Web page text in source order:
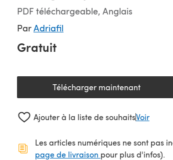
PDF téléchargeable, Anglais
ParAdriafil
Gratuit
Télécharger maintenant
(s'ouvre dans un
Ajouter à la liste de souhaitsVoir
Les articles numériques ne sont pas
page de livraison (s'ouvre dans un
pour plus d'infos).